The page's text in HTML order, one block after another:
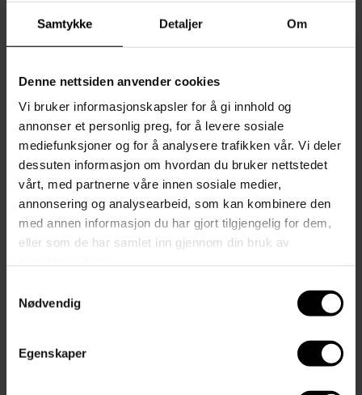
Samtykke Detaljer Om
Denne nettsiden anvender cookies
Vi bruker informasjonskapsler for å gi innhold og
annonser et personlig preg, for å levere sosiale
mediefunksjoner og for å analysere trafikken vår. Vi deler
dessuten informasjon om hvordan du bruker nettstedet
vårt, med partnerne våre innen sosiale medier,
annonsering og analysearbeid, som kan kombinere den
med annen informasjon du har gjort tilgjengelig for dem,
eller som de har samlet inn gjennom din bruk av
Nødvendig
Egenskaper
Reserveoppheng Glo-ball
Mer fraFlos